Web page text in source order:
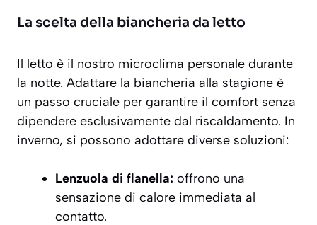
La scelta della biancheria da letto
Il letto è il nostro microclima personale durante
la notte. Adattare la biancheria alla stagione è
un passo cruciale per garantire il comfort senza
dipendere esclusivamente dal riscaldamento. In
inverno, si possono adottare diverse soluzioni:
Lenzuola di flanella: offrono una
sensazione di calore immediata al
contatto.